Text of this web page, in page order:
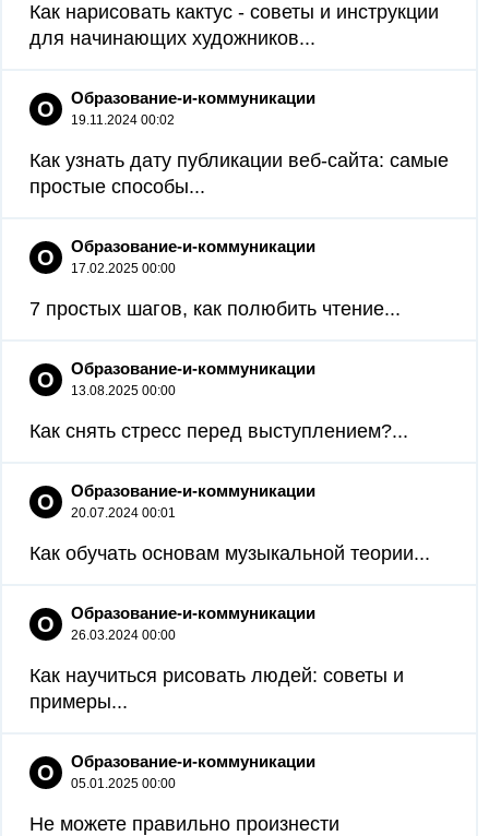
Как нарисовать кактус - советы и инструкции
для начинающих художников...
О Образование-и-коммуникации
19.11.2024 00:02
Как узнать дату публикации веб-сайта: самые
простые способы...
О Образование-и-коммуникации
17.02.2025 00:00
7 простых шагов, как полюбить чтение...
О Образование-и-коммуникации
13.08.2025 00:00
Как снять стресс перед выступлением?...
О Образование-и-коммуникации
20.07.2024 00:01
Как обучать основам музыкальной теории...
О Образование-и-коммуникации
26.03.2024 00:00
Как научиться рисовать людей: советы и
примеры...
О Образование-и-коммуникации
05.01.2025 00:00
Не можете правильно произнести